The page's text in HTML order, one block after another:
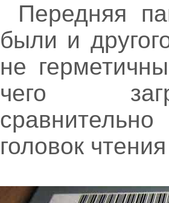
Передняя
были и
не
чего
головок